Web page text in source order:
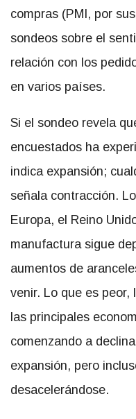
compras (PMI, por
sondeos sobre el
relación con los
en varios países.
Si el sondeo revela
encuestados ha
indica expansión;
señala contracción.
Europa, el Reino
manufactura sigue
aumentos de
venir. Lo que es peor,
las principales
comenzando a
expansión, pero
desacelerándose.